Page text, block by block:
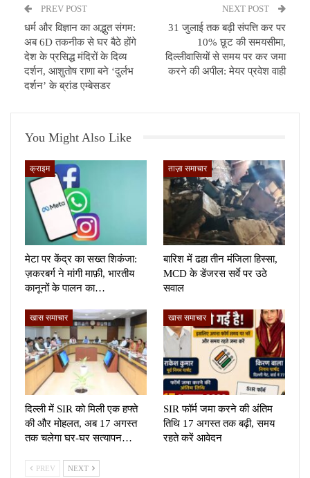
PREV POST
धर्म और विज्ञान का अद्भुत संगम:
अब 6D तकनीक से घर बैठे होंगे
देश के प्रसिद्ध मंदिरों के दिव्य
दर्शन, आशुतोष राणा बने ‘दुर्लभ
दर्शन’ के ब्रांड एम्बेसडर
NEXT POST
31 जुलाई तक बढ़ी संपत्ति कर पर
10% छूट की समयसीमा,
दिल्लीवासियों से समय पर कर जमा
करने की अपील: मेयर प्रवेश वाही
You Might Also Like
क्राइम
मेटा पर केंद्र का सख्त शिकंजा:
ज़करबर्ग ने मांगी माफ़ी, भारतीय
कानूनों के पालन का…
ताज़ा समाचार
बारिश में ढहा तीन मंजिला हिस्सा,
MCD के डेंजरस सर्वे पर उठे
सवाल
खास समाचार
दिल्ली में SIR को मिली एक हफ्ते
की और मोहलत, अब 17 अगस्त
तक चलेगा घर-घर सत्यापन…
खास समाचार
SIR फॉर्म जमा करने की अंतिम
तिथि 17 अगस्त तक बढ़ी, समय
रहते करें आवेदन
PREV NEXT